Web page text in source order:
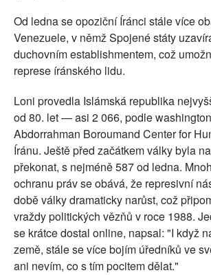
Od ledna se opoziční Íránci stále více
Venezuele, v němž Spojené státy
duchovním establishmentem, což
represe íránského lidu.
Loni provedla Islámská republika
od 80. let — asi 2 066, podle
Abdorrahman Boroumand Center for
Íránu. Ještě před začátkem války byla
překonat, s nejméně 587 od ledna.
ochranu práv se obává, že represivní
době války dramaticky narůst, což
vraždy politických vězňů v roce 1988.
se krátce dostal online, napsal: "I když
země, stále se více bojím úředníků ve
ani nevím, co s tím pocitem dělat."